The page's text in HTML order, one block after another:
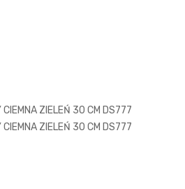
ZIELEŃ 30 CM DS777
ZIELEŃ 30 CM DS777